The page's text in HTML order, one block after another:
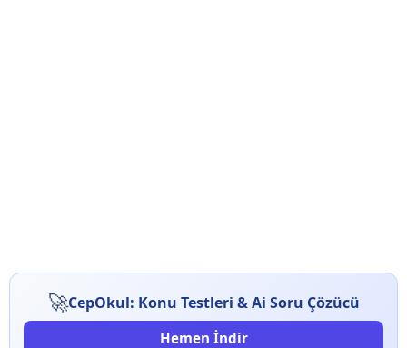
🚀CepOkul: Konu Testleri & Ai Soru Çözücü
Hemen İndir